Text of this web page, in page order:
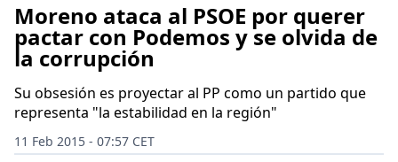
Moreno ataca al PSOE por querer
pactar con Podemos y se olvida de
la corrupción
Su obsesión es proyectar al PP como un partido que
representa "la estabilidad en la región"
11 Feb 2015 - 07:57 CET